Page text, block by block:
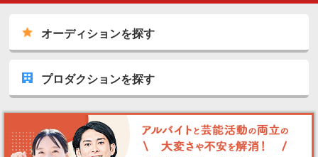
オーディションを探す
プロダクションを探す